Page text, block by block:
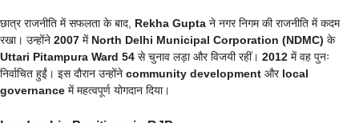
छात्र राजनीति में सफलता के बाद, Rekha Gupta ने नगर निगम की राजनीति में कदम
रखा। उन्होंने 2007 में North Delhi Municipal Corporation (NDMC) के
Uttari Pitampura Ward 54 से चुनाव लड़ा और विजयी रहीं। 2012 में वह पुनः
निर्वाचित हुईं। इस दौरान उन्होंने community development और local
governance में महत्वपूर्ण योगदान दिया।